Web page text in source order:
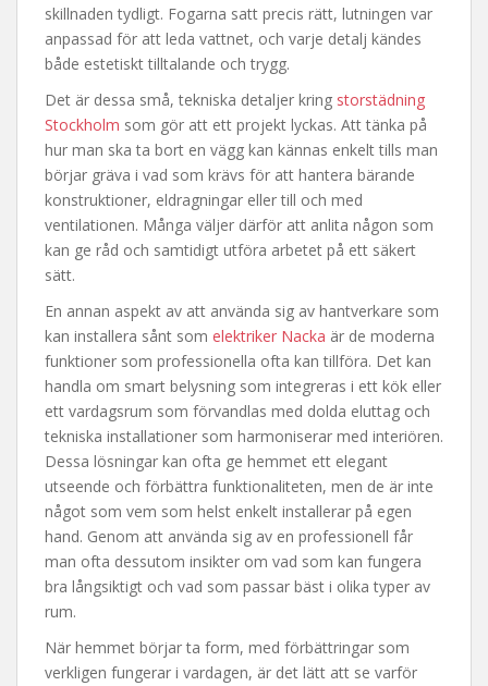
skillnaden tydligt. Fogarna satt precis rätt, lutningen var
anpassad för att leda vattnet, och varje detalj kändes
både estetiskt tilltalande och trygg.
Det är dessa små, tekniska detaljer kring storstädning
Stockholm som gör att ett projekt lyckas. Att tänka på
hur man ska ta bort en vägg kan kännas enkelt tills man
börjar gräva i vad som krävs för att hantera bärande
konstruktioner, eldragningar eller till och med
ventilationen. Många väljer därför att anlita någon som
kan ge råd och samtidigt utföra arbetet på ett säkert
sätt.
En annan aspekt av att använda sig av hantverkare som
kan installera sånt som elektriker Nacka är de moderna
funktioner som professionella ofta kan tillföra. Det kan
handla om smart belysning som integreras i ett kök eller
ett vardagsrum som förvandlas med dolda eluttag och
tekniska installationer som harmoniserar med interiören.
Dessa lösningar kan ofta ge hemmet ett elegant
utseende och förbättra funktionaliteten, men de är inte
något som vem som helst enkelt installerar på egen
hand. Genom att använda sig av en professionell får
man ofta dessutom insikter om vad som kan fungera
bra långsiktigt och vad som passar bäst i olika typer av
rum.
När hemmet börjar ta form, med förbättringar som
verkligen fungerar i vardagen, är det lätt att se varför